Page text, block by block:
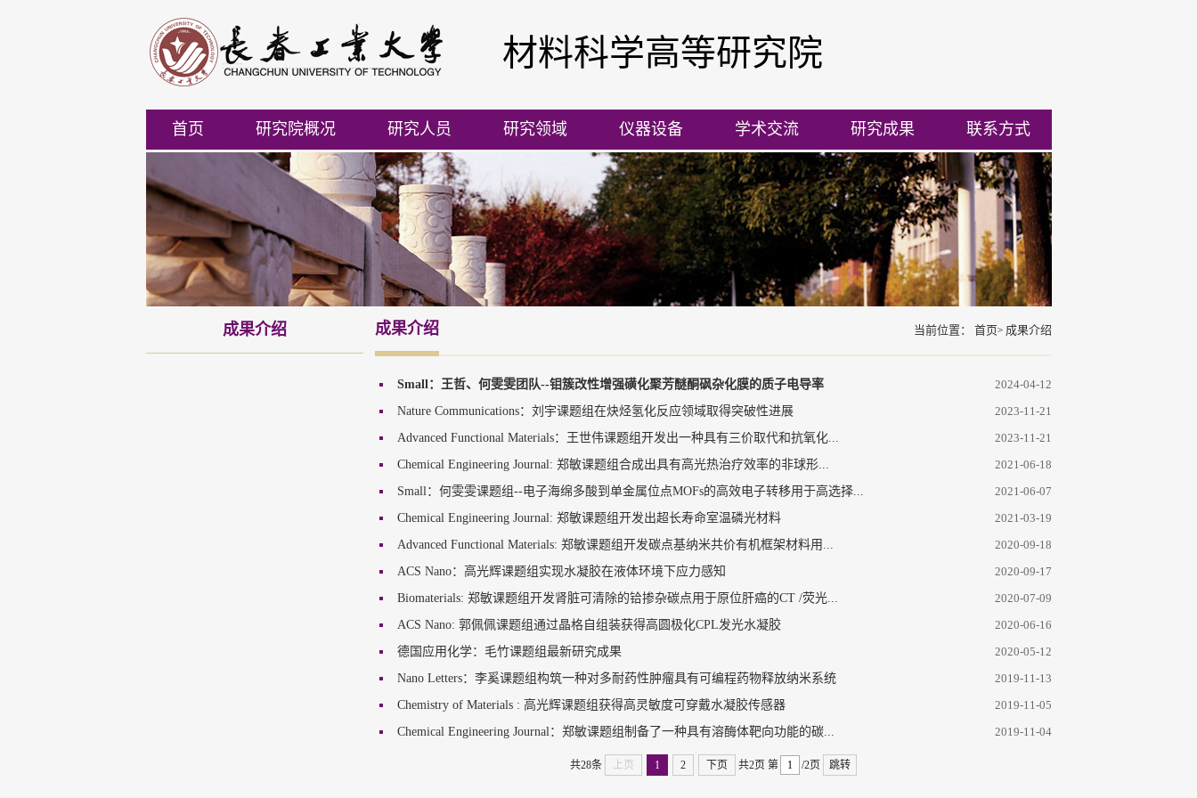
材料科学高等研究院
首页 研究院概况 研究人员 研究领域 仪器设备 学术交流 研究成果 联系方式
成果介绍 成果介绍 当前位置： 首页 成果介绍
Small：王哲、何雯雯团队--钼簇改性增强磺化聚芳醚酮砜杂化膜的质子电导率
2024-04-12
Nature Communications：刘宇课题组在炔烃氢化反应领域取得突破性进展
2023-11-21
Advanced Functional Materials：王世伟课题组开发出一种具有三价取代和抗氧化...
2023-11-21
Chemical Engineering Journal: 郑敏课题组合成出具有高光热治疗效率的非球形...
2021-06-18
Small：何雯雯课题组--电子海绵多酸到单金属位点MOFs的高效电子转移用于高选择...
2021-06-07
Chemical Engineering Journal: 郑敏课题组开发出超长寿命室温磷光材料
2021-03-19
Advanced Functional Materials: 郑敏课题组开发碳点基纳米共价有机框架材料用...
2020-09-18
ACS Nano：高光辉课题组实现水凝胶在液体环境下应力感知
2020-09-17
Biomaterials: 郑敏课题组开发肾脏可清除的铪掺杂碳点用于原位肝癌的CT /荧光...
2020-07-09
ACS Nano: 郭佩佩课题组通过晶格自组装获得高圆极化CPL发光水凝胶
2020-06-16
德国应用化学：毛竹课题组最新研究成果
2020-05-12
Nano Letters：李奚课题组构筑一种对多耐药性肿瘤具有可编程药物释放纳米系统
2019-11-13
Chemistry of Materials : 高光辉课题组获得高灵敏度可穿戴水凝胶传感器
2019-11-05
Chemical Engineering Journal：郑敏课题组制备了一种具有溶酶体靶向功能的碳...
2019-11-04
共28条 上页 1 2 下页 共2页 第 /2页 跳转